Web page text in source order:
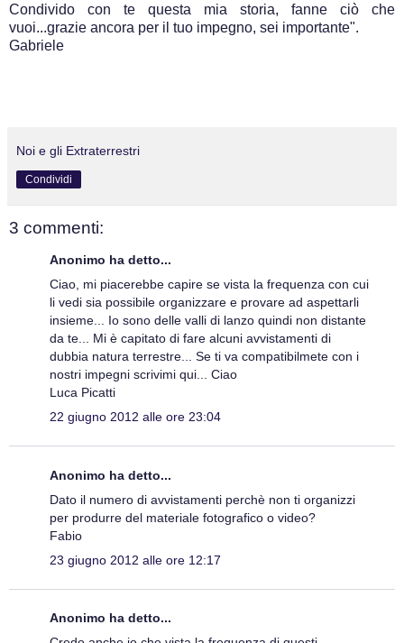
Condivido con te questa mia storia, fanne ciò che
vuoi...grazie ancora per il tuo impegno, sei importante".
Gabriele
Noi e gli Extraterrestri
Condividi
3 commenti:
Anonimo ha detto...
Ciao, mi piacerebbe capire se vista la frequenza con cui
li vedi sia possibile organizzare e provare ad aspettarli
insieme... Io sono delle valli di lanzo quindi non distante
da te... Mi è capitato di fare alcuni avvistamenti di
dubbia natura terrestre... Se ti va compatibilmete con i
nostri impegni scrivimi qui... Ciao
Luca Picatti
22 giugno 2012 alle ore 23:04
Anonimo ha detto...
Dato il numero di avvistamenti perchè non ti organizzi
per produrre del materiale fotografico o video?
Fabio
23 giugno 2012 alle ore 12:17
Anonimo ha detto...